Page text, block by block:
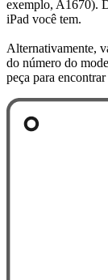
exemplo, A1670).
iPad você tem.
Alternativamente,
do número do
peça para